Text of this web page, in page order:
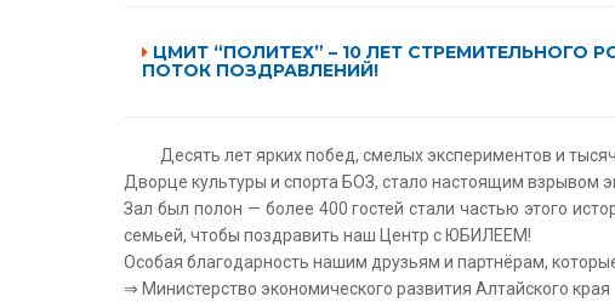
ЦМИТ “ПОЛИТЕХ” – 10 ЛЕТ
ПОТОК ПОЗДРАВЛЕНИЙ!
Десять лет ярких побед, смелых экспериментов и
Дворце культуры и спорта БОЗ, стало настоящим взрывом
Зал был полон — более 400 гостей стали частью этого
семьей, чтобы поздравить наш Центр с ЮБИЛЕЕМ!
Особая благодарность нашим друзьям и партнёрам,
⇒ Министерство экономического развития Алтайского края